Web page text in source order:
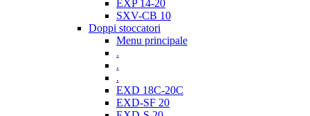
EXP 14-20
SXV-CB 10
Doppi stoccatori
Menu principale
.
.
.
EXD 18C-20C
EXD-SF 20